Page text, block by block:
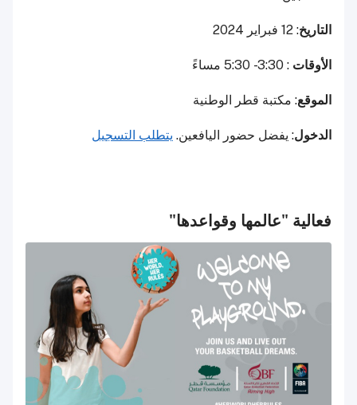
التاريخ: 12 فبراير 2024
الأوقات : 3:30 - 5:30 مساءً
الموقع: مكتبة قطر الوطنية
الدخول: يفضل حضور اليافعين. يتطلب التسجيل
فعالية "عالمها وقواعدها"